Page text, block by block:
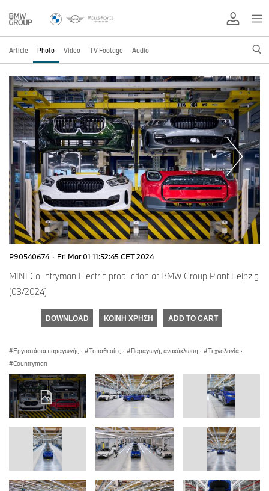
Article Photo Video TV Footage Audio
P90540674 · Fri Mar 01 11:52:45 CET 2024
MINI Countryman Electric production at BMW Group Plant Leipzig
(03/2024)
DOWNLOAD ΚΟΙΝΉ ΧΡΉΣΗ ADD TO CART
Εργοστάσια παραγωγής · Τοποθεσίες · Παραγωγή, ανακύκλωση · Τεχνολογία ·
Countryman